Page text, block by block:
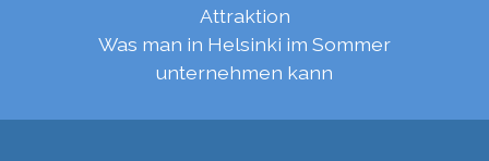
Attraktion
Was man in Helsinki im Sommer
unternehmen kann